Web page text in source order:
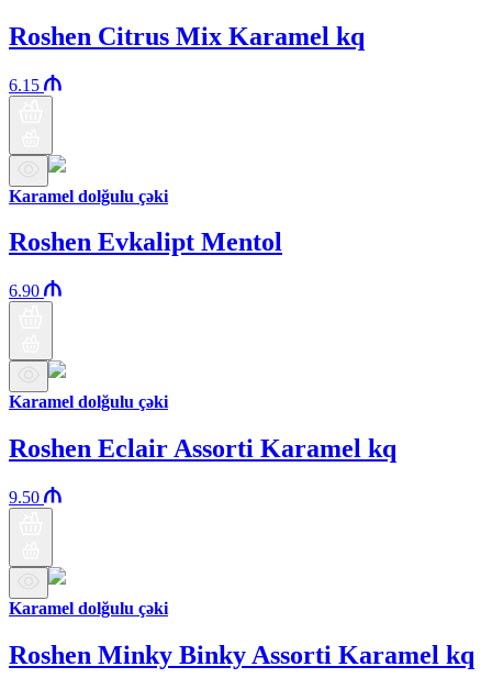
Roshen Citrus Mix Karamel kq
6.15
Karamel dolğulu çəki
Roshen Evkalipt Mentol
6.90
Karamel dolğulu çəki
Roshen Eclair Assorti Karamel kq
9.50
Karamel dolğulu çəki
Roshen Minky Binky Assorti Karamel kq